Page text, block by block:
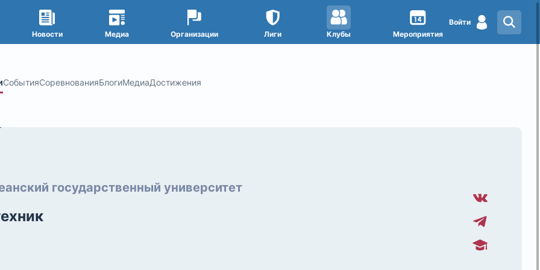
Войти
Новости Медиа Организации Лиги Клубы Мероприятия
СобытияСоревнованияБлогиМедиаДостижения
государственный университет